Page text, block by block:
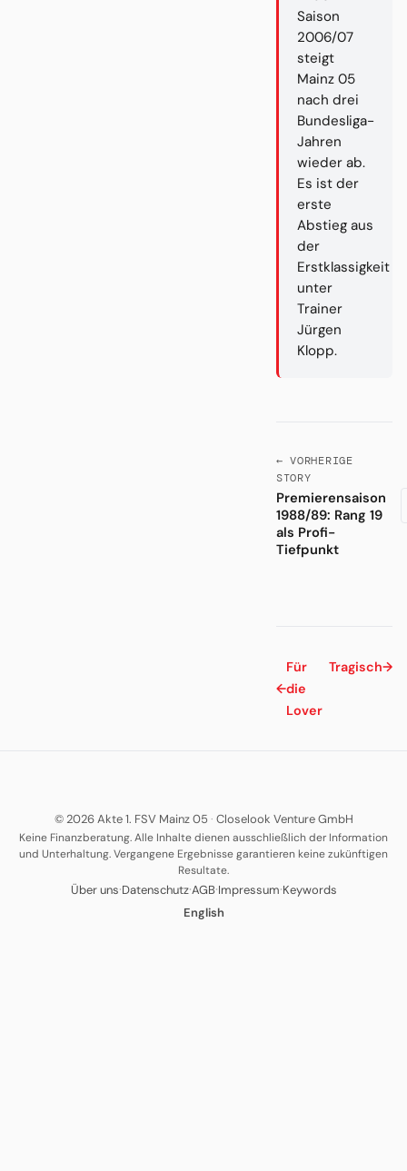
Saison
2006/07
steigt
Mainz 05
nach drei
Bundesliga-
Jahren
wieder ab.
Es ist der
erste
Abstieg aus
der
Erstklassigkeit
unter
Trainer
Jürgen
Klopp.
← VORHERIGE
STORY
Premierensaison
1988/89: Rang 19
als Profi-
Tiefpunkt
←
Für
die
Lover
Tragisch→
© 2026 Akte 1. FSV Mainz 05 · Closelook Venture GmbH
Keine Finanzberatung. Alle Inhalte dienen ausschließlich der Information
und Unterhaltung. Vergangene Ergebnisse garantieren keine zukünftigen
Resultate.
Über uns·Datenschutz·AGB·Impressum·Keywords
English